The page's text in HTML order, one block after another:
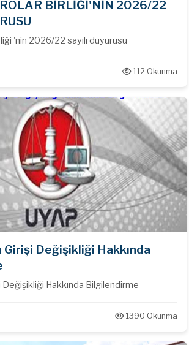
BİRLİĞİ'NİN 2026/22
'nin 2026/22 sayılı duyurusu
112 Okunma
Girişi Değişikliği Hakkında
Değişikliği Hakkında Bilgilendirme
1390 Okunma